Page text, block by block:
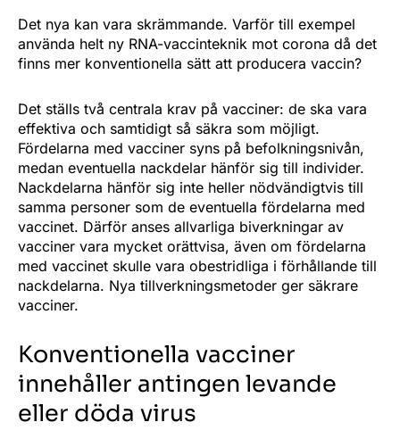
Det nya kan vara skrämmande. Varför till exempel
använda helt ny RNA-vaccinteknik mot corona då det
finns mer konventionella sätt att producera vaccin?
Det ställs två centrala krav på vacciner: de ska vara
effektiva och samtidigt så säkra som möjligt.
Fördelarna med vacciner syns på befolkningsnivån,
medan eventuella nackdelar hänför sig till individer.
Nackdelarna hänför sig inte heller nödvändigtvis till
samma personer som de eventuella fördelarna med
vaccinet. Därför anses allvarliga biverkningar av
vacciner vara mycket orättvisa, även om fördelarna
med vaccinet skulle vara obestridliga i förhållande till
nackdelarna. Nya tillverkningsmetoder ger säkrare
vacciner.
Konventionella vacciner
innehåller antingen levande
eller döda virus